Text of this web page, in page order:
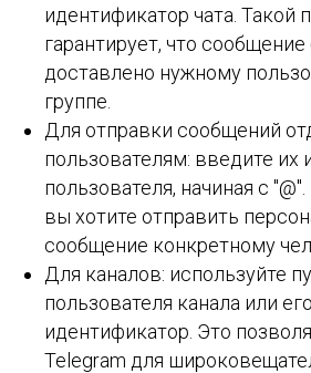
идентификатор чата. Такой
гарантирует, что сообщение
доставлено нужному
группе.
Для отправки сообщений
пользователям: введите их
пользователя, начиная с
вы хотите отправить
сообщение конкретному
Для каналов: используйте
пользователя канала или
идентификатор. Это
Telegram для